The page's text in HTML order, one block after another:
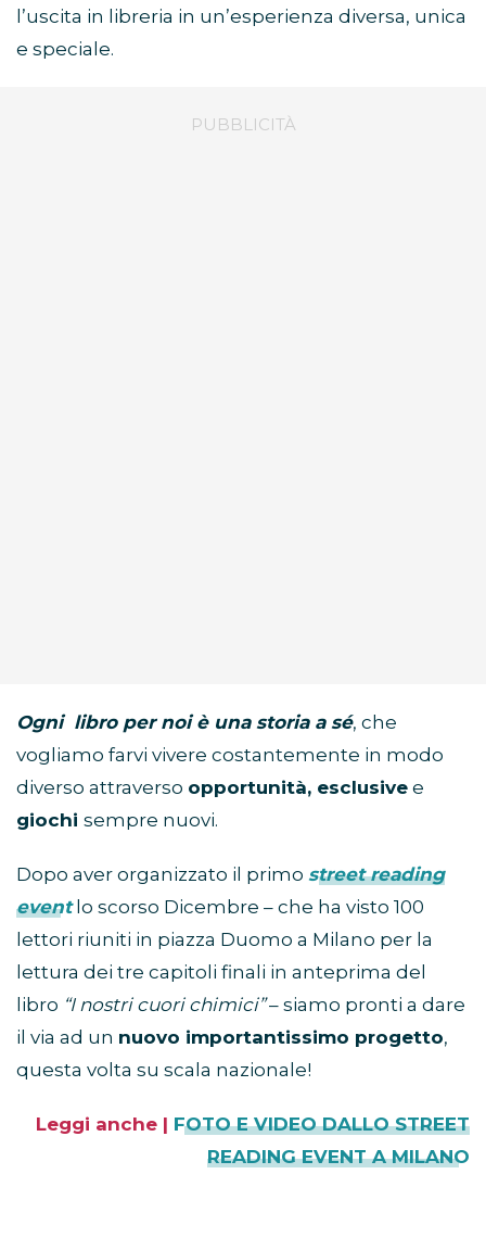
l’uscita in libreria in un’esperienza diversa, unica
e speciale.
Ogni libro per noi è una storia a sé, che
vogliamo farvi vivere costantemente in modo
diverso attraverso opportunità, esclusive e
giochi sempre nuovi.
Dopo aver organizzato il primo street reading
eventlo scorso Dicembre – che ha visto 100
lettori riuniti in piazza Duomo a Milano per la
lettura dei tre capitoli finali in anteprima del
libro “I nostri cuori chimici”– siamo pronti a dare
il via ad un nuovo importantissimo progetto,
questa volta su scala nazionale!
Leggi anche | FOTO E VIDEO DALLO STREET
READING EVENT A MILANO